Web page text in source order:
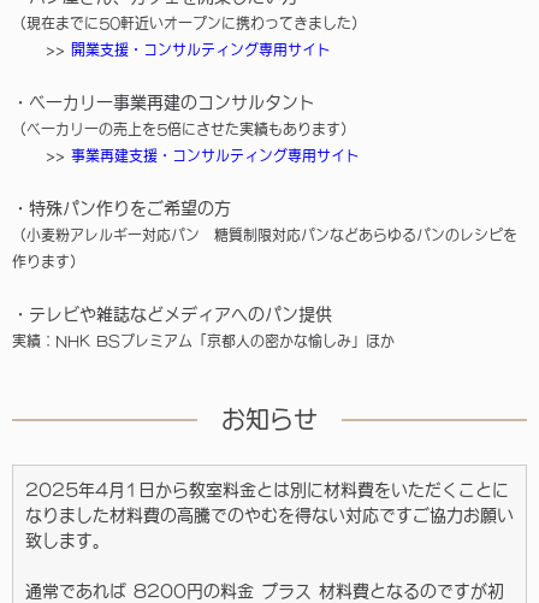
（現在までに50軒近いオープンに携わってきました）
>> 開業支援・コンサルティング専用サイト
・ベーカリー事業再建のコンサルタント
（ベーカリーの売上を5倍にさせた実績もあります）
>> 事業再建支援・コンサルティング専用サイト
・特殊パン作りをご希望の方
（小麦粉アレルギー対応パン 糖質制限対応パンなどあらゆるパンのレシピを
作ります）
・テレビや雑誌などメディアへのパン提供
実績：NHK BSプレミアム「京都人の密かな愉しみ」ほか
お知らせ
2025年4月1日から教室料金とは別に材料費をいただくことに
なりました材料費の高騰でのやむを得ない対応ですご協力お願い
致します。
通常であれば 8200円の料金 プラス 材料費となるのですが初